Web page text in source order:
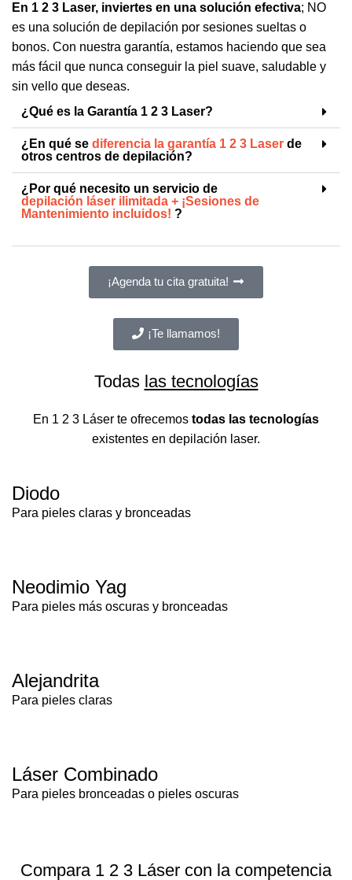
En 1 2 3 Laser, inviertes en una solución efectiva; NO
es una solución de depilación por sesiones sueltas o
bonos. Con nuestra garantía, estamos haciendo que sea
más fácil que nunca conseguir la piel suave, saludable y
sin vello que deseas.
¿Qué es la Garantía 1 2 3 Laser?
¿En qué se diferencia la garantía 1 2 3 Laser de
otros centros de depilación?
¿Por qué necesito un servicio de
depilación láser ilimitada + ¡Sesiones de
Mantenimiento incluidos! ?
¡Agenda tu cita gratuita!
¡Te llamamos!
Todas las tecnologías
En 1 2 3 Láser te ofrecemos todas las tecnologías
existentes en depilación laser.
Diodo
Para pieles claras y bronceadas
Neodimio Yag
Para pieles más oscuras y bronceadas
Alejandrita
Para pieles claras
Láser Combinado
Para pieles bronceadas o pieles oscuras
Compara 1 2 3 Láser con la competencia